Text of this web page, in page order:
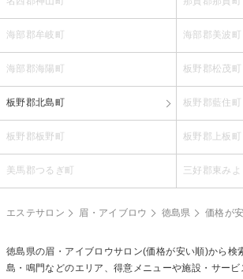
海部郡牟岐町 海部郡美波町
海部郡海陽町 板野郡松茂町
板野郡北島町 板野郡藍住町
板野郡板野町 板野郡上板町
美馬郡つるぎ町 三好郡東みよ
エステサロン 眉・アイブロウ 徳島県 価格が
徳島県の眉・アイブロウサロン(価格が安い順)から検
島・鳴門などのエリア、得意メニューや施設・サー